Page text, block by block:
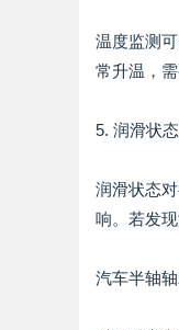
温度监测
常升温，
5. 润滑状
润滑状态
响。若发
汽车半轴